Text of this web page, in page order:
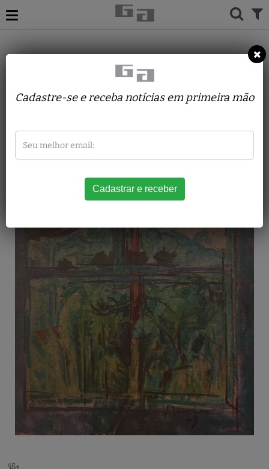
JOSE MORAES
Paisagem atraves da janela (
Cadastre-se e receba notícias em primeira mão